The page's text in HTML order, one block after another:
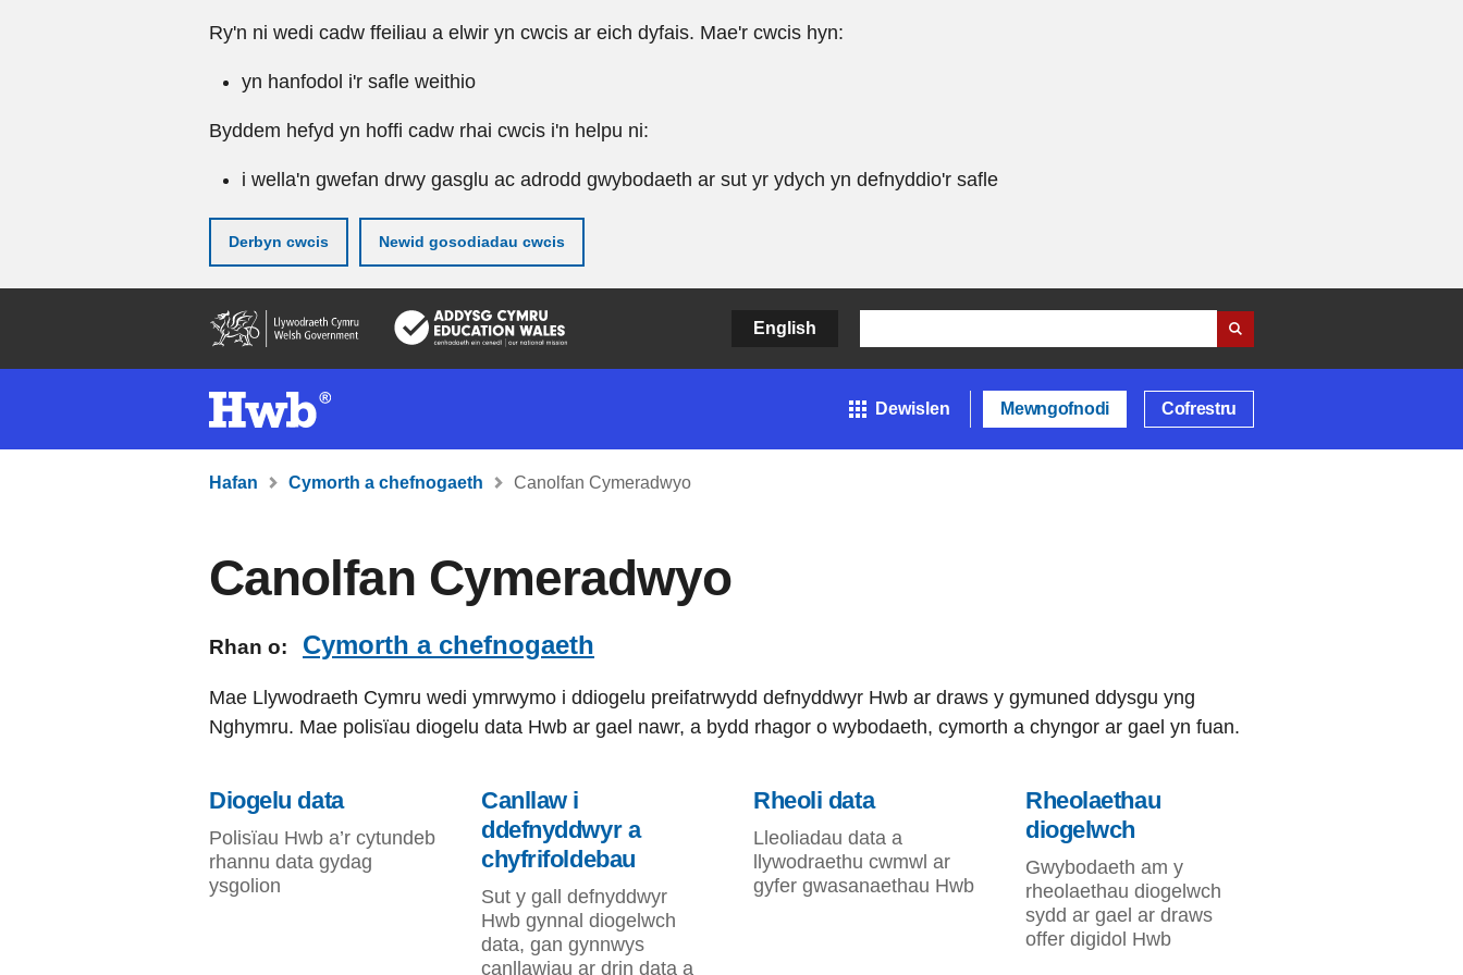
Ry'n ni wedi cadw ffeiliau a elwir yn cwcis ar eich dyfais. Mae'r cwcis hyn:
yn hanfodol i'r safle weithio
Byddem hefyd yn hoffi cadw rhai cwcis i'n helpu ni:
i wella'n gwefan drwy gasglu ac adrodd gwybodaeth ar sut yr ydych yn defnyddio'r safle
Derbyn cwcis Newid gosodiadau cwcis
gynnwy
English
Dewislen Mewngofnodi Cofrestru
Hafan Cymorth a chefnogaeth Canolfan Cymeradwyo
Canolfan Cymeradwyo
Rhan o: Cymorth a chefnogaeth
Mae Llywodraeth Cymru wedi ymrwymo i ddiogelu preifatrwydd defnyddwyr Hwb ar draws y gymuned ddysgu yng
Nghymru. Mae polisïau diogelu data Hwb ar gael nawr, a bydd rhagor o wybodaeth, cymorth a chyngor ar gael yn fuan.
Diogelu data
Polisïau Hwb a’r cytundeb
rhannu data gydag
ysgolion
Canllaw i
ddefnyddwyr a
chyfrifoldebau
Sut y gall defnyddwyr
Hwb gynnal diogelwch
data, gan gynnwys
canllawiau ar drin data a
Rheoli data
Lleoliadau data a
llywodraethu cwmwl ar
gyfer gwasanaethau Hwb
Rheolaethau
diogelwch
Gwybodaeth am y
rheolaethau diogelwch
sydd ar gael ar draws
offer digidol Hwb